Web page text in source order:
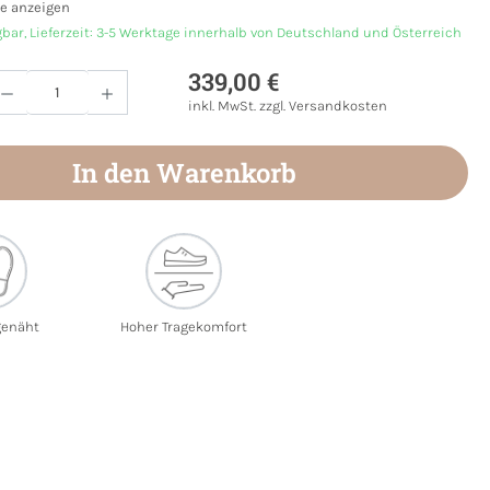
anzeigen
Lieferzeit: 3-5 Werktage innerhalb von Deutschland und Österreich
Anzahl: Gib den gewünschten Wert ein
339,00 €
inkl. MwSt. zzgl. Versandkosten
In den Warenkorb
Hoher Tragekomfort